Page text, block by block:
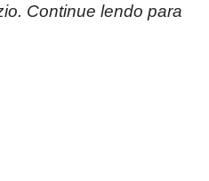
Continue lendo para